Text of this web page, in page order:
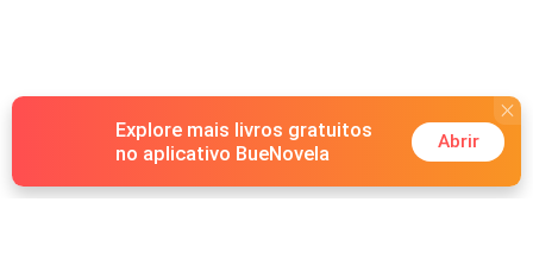
Explore mais livros gratuitos
no aplicativo BueNovela
Abrir